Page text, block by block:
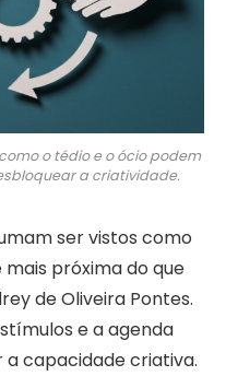
o tédio e o ócio podem
a criatividade.
ser vistos como
próxima do que
de Oliveira Pontes.
e a agenda
capacidade criativa.